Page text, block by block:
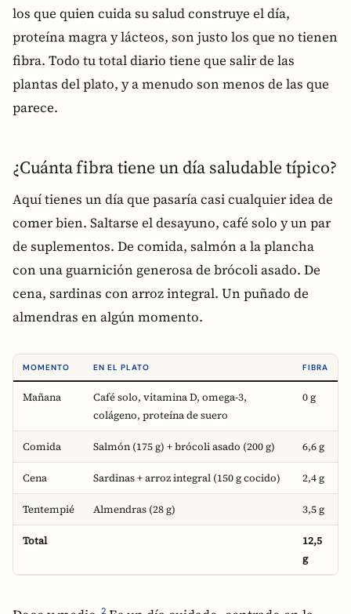
los que quien cuida su salud construye el día,
proteína magra y lácteos, son justo los que no tienen
fibra. Todo tu total diario tiene que salir de las
plantas del plato, y a menudo son menos de las que
parece.
¿Cuánta fibra tiene un día saludable típico?
Aquí tienes un día que pasaría casi cualquier idea de
comer bien. Saltarse el desayuno, café solo y un par
de suplementos. De comida, salmón a la plancha
con una guarnición generosa de brócoli asado. De
cena, sardinas con arroz integral. Un puñado de
almendras en algún momento.
MOMENTO EN EL PLATO FIBRA
Mañana
Café solo, vitamina D, omega-3,
colágeno, proteína de suero
0 g
Comida Salmón (175 g) + brócoli asado (200 g) 6,6 g
Cena Sardinas + arroz integral (150 g cocido) 2,4 g
Tentempié Almendras (28 g) 3,5 g
Total
12,5
g
2